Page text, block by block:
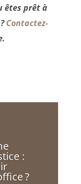
êtes prêt à
Contactez-
:
?